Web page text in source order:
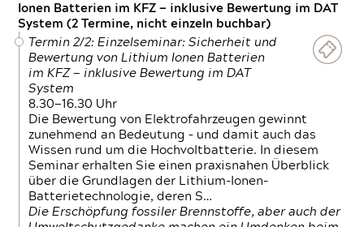
Ionen Batterien im KFZ — inklusive Bewertung im DAT
System (2 Termine, nicht einzeln buchbar)
Termin 2/2: Einzelseminar: Sicherheit und
Bewertung von Lithium Ionen Batterien
im KFZ — inklusive Bewertung im DAT
System
8.30—16.30 Uhr
Die Bewertung von Elektrofahrzeugen gewinnt
zunehmend an Bedeutung – und damit auch das
Wissen rund um die Hochvoltbatterie. In diesem
Seminar erhalten Sie einen praxisnahen Überblick
über die Grundlagen der Lithium-Ionen-
Batterietechnologie, deren S…
Die Erschöpfung fossiler Brennstoffe, aber auch der